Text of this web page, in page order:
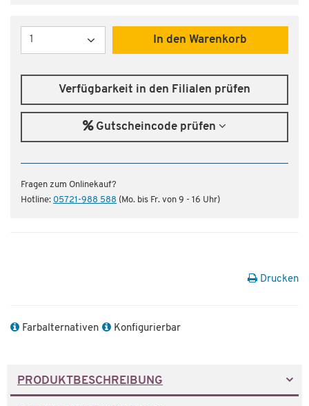
Menge
In den Warenkorb
Verfügbarkeit in den Filialen prüfen
Gutscheincode prüfen
Fragen zum Onlinekauf?
Hotline: 05721-988 588 (Mo. bis Fr. von 9 - 16 Uhr)
Drucken
Farbalternativen Konfigurierbar
PRODUKTBESCHREIBUNG